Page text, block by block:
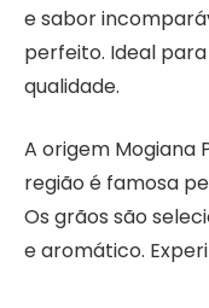
e sabor
perfeito. Ideal
qualidade.
A origem Mogiana
região é famosa
Os grãos são
e aromático.